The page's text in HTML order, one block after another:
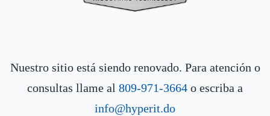
Nuestro sitio está siendo renovado. Para atención o
consultas llame al 809-971-3664 o escriba a
info@hyperit.do